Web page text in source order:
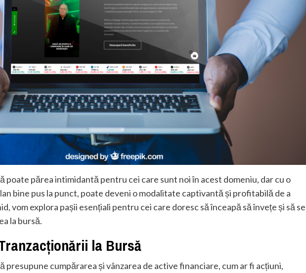
poate părea intimidantă pentru cei care sunt noi în acest domeniu, dar cu o
bine pus la punct, poate deveni o modalitate captivantă și profitabilă de a
vom explora pașii esențiali pentru cei care doresc să înceapă să învețe și să se
la bursă.
la Bursă
presupune cumpărarea și vânzarea de active financiare, cum ar fi acțiuni,